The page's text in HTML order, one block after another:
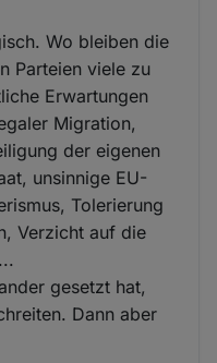
Wo bleiben die
Parteien viele zu
Erwartungen
Migration,
der eigenen
unsinnige EU-
Tolerierung
Verzicht auf die
gesetzt hat,
Dann aber